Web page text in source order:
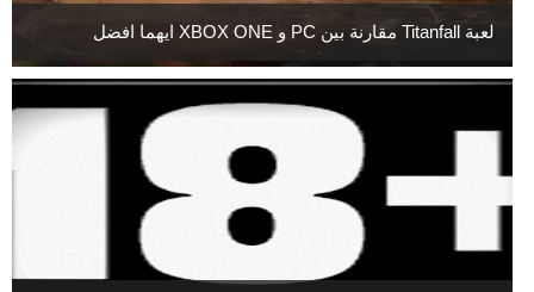
لعبة Titanfall مقارنة بين PC و XBOX ONE ايهما افضل